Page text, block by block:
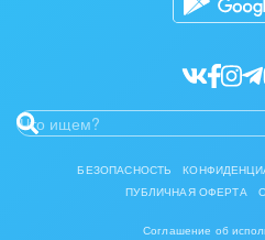
БЕЗОПАСНОСТЬ
ПУБЛИЧНАЯ ОФЕРТА
Соглашение об